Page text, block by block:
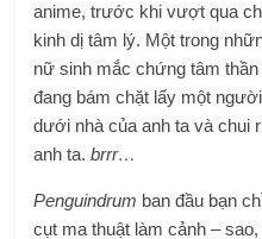
anime, trước khi vượt qua
kinh dị tâm lý. Một trong
nữ sinh mắc chứng tâm
đang bám chặt lấy một
dưới nhà của anh ta và chui
anh ta.brrr…
Penguindrum ban đầu bạn
cụt ma thuật làm cảnh –